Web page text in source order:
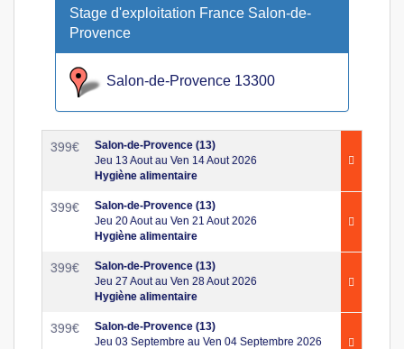
Stage d'exploitation France Salon-de-
Provence
Salon-de-Provence 13300
399€
Salon-de-Provence (13)
Jeu 13 Aout au Ven 14 Aout 2026
Hygiène alimentaire
399€
Salon-de-Provence (13)
Jeu 20 Aout au Ven 21 Aout 2026
Hygiène alimentaire
399€
Salon-de-Provence (13)
Jeu 27 Aout au Ven 28 Aout 2026
Hygiène alimentaire
399€
Salon-de-Provence (13)
Jeu 03 Septembre au Ven 04 Septembre 2026